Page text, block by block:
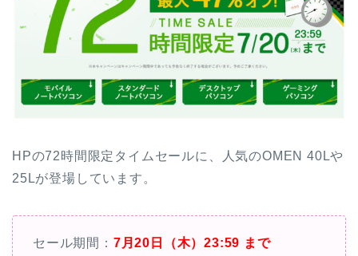
HPの72時間限定タイムセールに、人気のOMEN 40Lや
25Lが登場しています。
セール期間： 7月20日（木）23:59 まで